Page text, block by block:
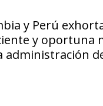
y Perú
y oportuna